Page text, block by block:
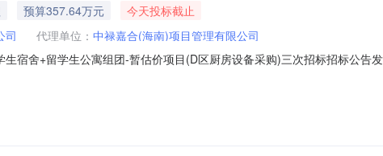
预算357.64万元
今天投标截止
司 代理单位： 中禄嘉合(海南)项目管理有限公司
宿舍+留学生公寓组团-暂估价项目(D区厨房设备采购)三次招标招标公告
）已由海南省发展和改革委员会以琼发改审批〔2024〕559号批准建设